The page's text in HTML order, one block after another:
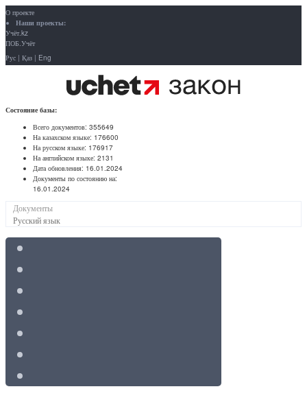
О проекте
Наши проекты:
Учёт.kz
ПОБ.Учёт
Рус | Қаз | Eng
Состояние базы:
Всего документов: 355649
На казахском языке: 176600
На русском языке: 176917
На английском языке: 2131
Дата обновления: 16.01.2024
Документы по состоянию на:
16.01.2024
Документы
Русский язык